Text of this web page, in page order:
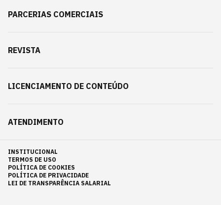
PARCERIAS COMERCIAIS
REVISTA
LICENCIAMENTO DE CONTEÚDO
ATENDIMENTO
INSTITUCIONAL
TERMOS DE USO
POLÍTICA DE COOKIES
POLÍTICA DE PRIVACIDADE
LEI DE TRANSPARÊNCIA SALARIAL